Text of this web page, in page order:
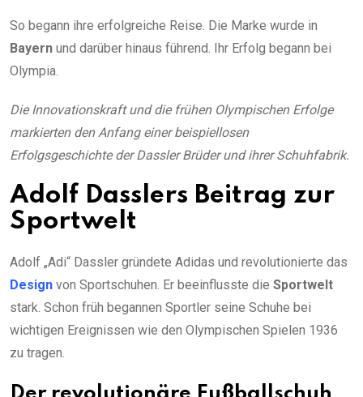
So begann ihre erfolgreiche Reise. Die Marke wurde in
Bayern und darüber hinaus führend. Ihr Erfolg begann bei
Olympia.
Die Innovationskraft und die frühen Olympischen Erfolge
markierten den Anfang einer beispiellosen
Erfolgsgeschichte der Dassler Brüder und ihrer Schuhfabrik.
Adolf Dasslers Beitrag zur
Sportwelt
Adolf „Adi“ Dassler gründete Adidas und revolutionierte das
Design von Sportschuhen. Er beeinflusste die Sportwelt
stark. Schon früh begannen Sportler seine Schuhe bei
wichtigen Ereignissen wie den Olympischen Spielen 1936
zu tragen.